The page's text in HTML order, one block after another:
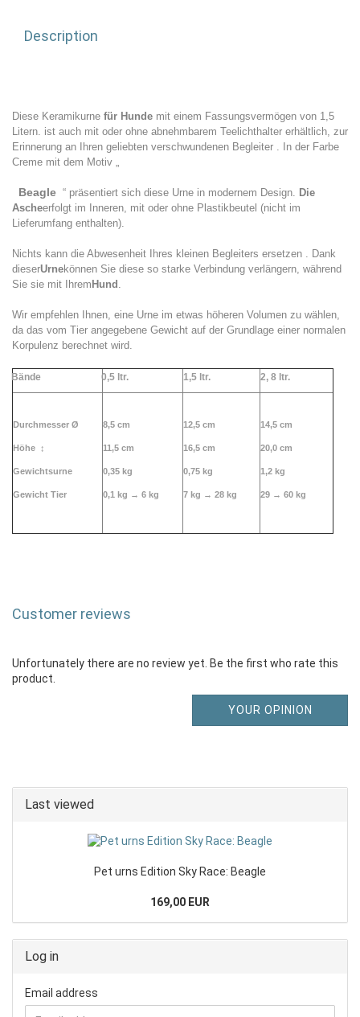
Description
Diese Keramikurne für Hunde mit einem Fassungsvermögen von 1,5
Litern. ist auch mit oder ohne abnehmbarem Teelichthalter erhältlich, zur
Erinnerung an Ihren geliebten verschwundenen Begleiter In der Farbe
Creme mit dem Motiv „
Beagle “ präsentiert sich diese Urne in modernem Design.
Die
Ascheerfolgt im Inneren, mit oder ohne Plastikbeutel (nicht im
Lieferumfang enthalten).
Nichts kann die Abwesenheit Ihres kleinen Begleiters ersetzen . Dank
dieserUrnekönnen Sie diese so starke Verbindung verlängern, während
Sie sie mit Ihrem Hund
Wir empfehlen Ihnen, eine Urne im etwas höheren Volumen zu wählen,
da das vom Tier angegebene Gewicht auf der Grundlage einer normalen
Korpulenz berechnet wird.
Bände 0,5 ltr. 1,5 ltr. 2, 8 ltr.
Durchmesser Ø
Höhe ↕
Gewichtsurne
Gewicht Tier
8,5 cm
11,5 cm
0,35 kg
0,1 kg → 6 kg
12,5 cm
16,5 cm
0,75 kg
7 kg → 28 kg
14,5 cm
20,0 cm
1,2 kg
29 → 60 kg
Customer reviews
Unfortunately there are no review yet. Be the first who rate this
product.
YOUR OPINION
Last viewed
Pet urns Edition Sky Race: Beagle
169,00 EUR
Log in
Email address